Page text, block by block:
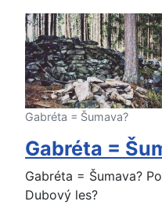
Gabréta = Šumava?
Gabréta =
Gabréta = Šumava?
Dubový les?